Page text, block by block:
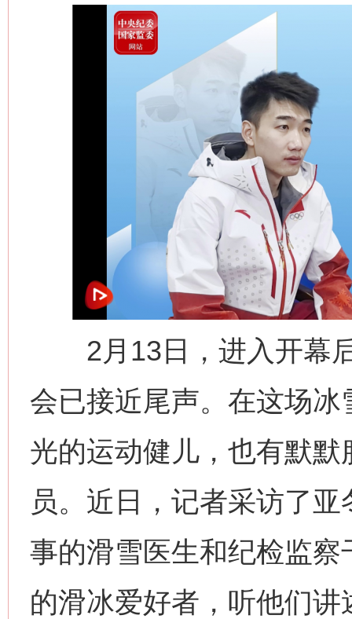
2月13日，进入开幕后
会已接近尾声。在这场
光的运动健儿，也有默
员。近日，记者采访了
事的滑雪医生和纪检监察
的滑冰爱好者，听他们